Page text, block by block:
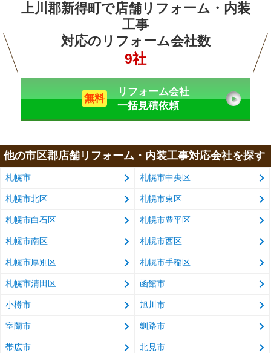
上川郡新得町で店舗リフォーム・内装
工事
対応のリフォーム会社数
9社
無料
リフォーム会社
一括見積依頼
他の市区郡店舗リフォーム・内装工事対応会社を探す
札幌市 札幌市中央区
札幌市北区 札幌市東区
札幌市白石区 札幌市豊平区
札幌市南区 札幌市西区
札幌市厚別区 札幌市手稲区
札幌市清田区 函館市
小樽市 旭川市
室蘭市 釧路市
帯広市 北見市